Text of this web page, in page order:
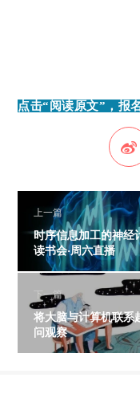
点击“阅读原文”，报
上一篇
时序信息加工的神经
读书会·周六直播
下一篇
将大脑与计算机联系
问观察